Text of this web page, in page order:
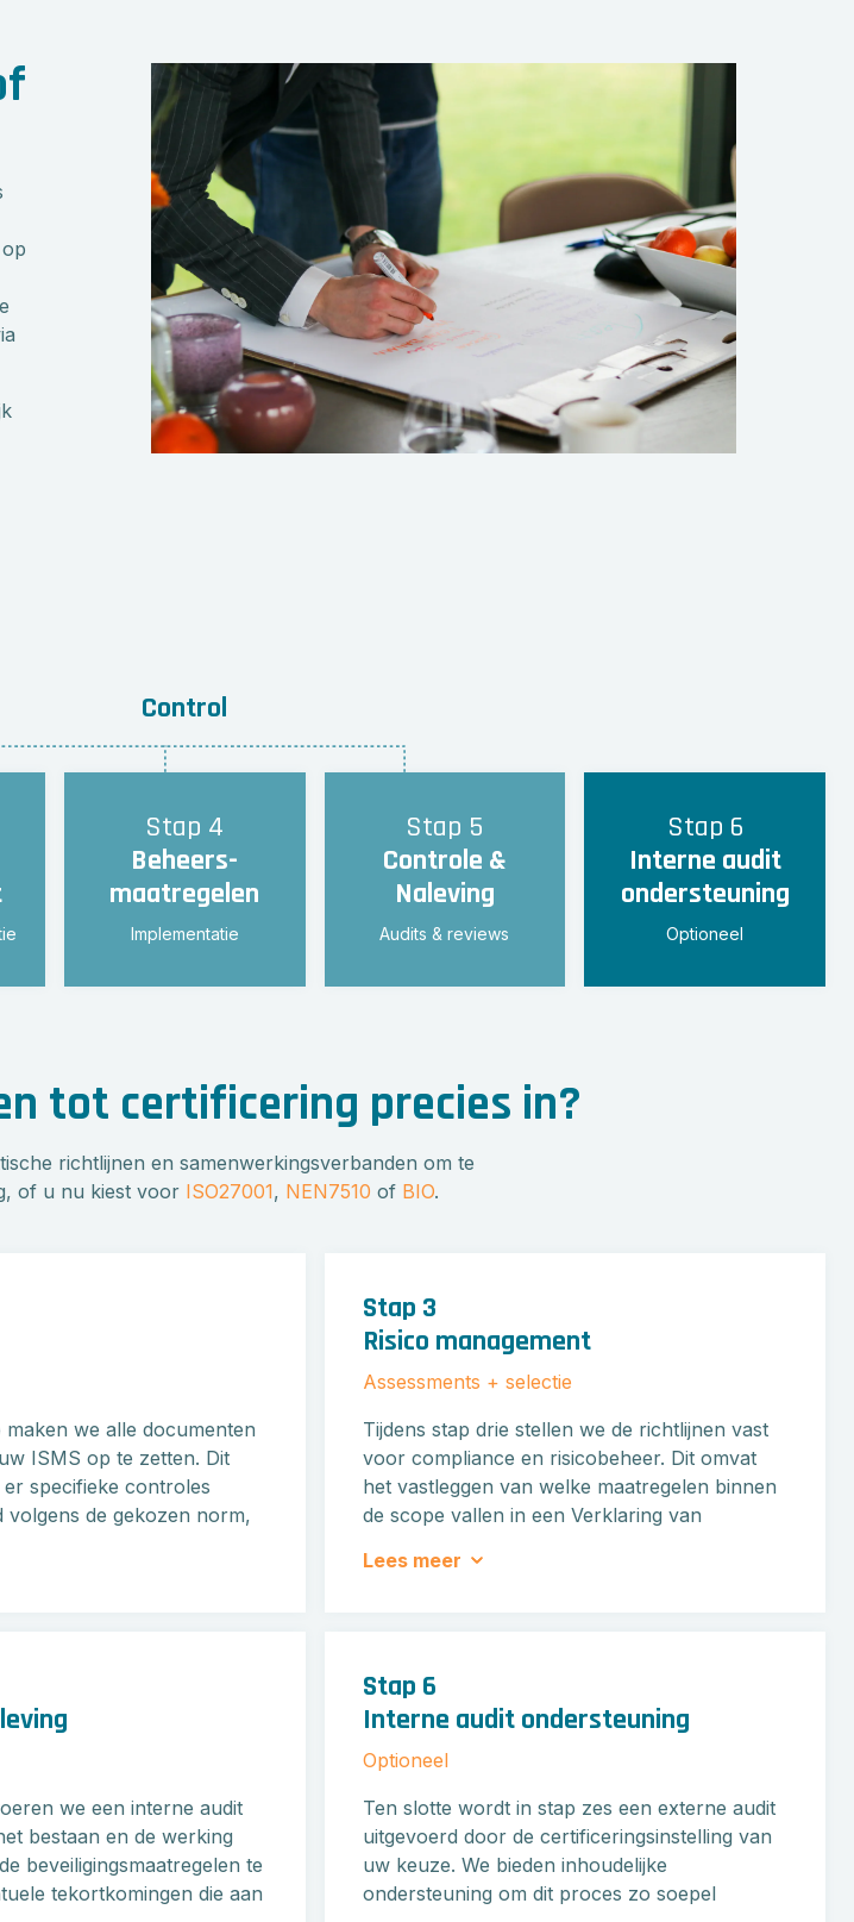
behoeften te voldoen.
Meer informatie
Stap 4
Beheers-
maatregelen
Implementatie
Stap 5
Controle &
Naleving
Audits & reviews
Stap 6
Interne audit
ondersteuning
Optioneel
tot certificering precies in?
richtlijnen en samenwerkingsverbanden om te
of u nu kiest voor ISO27001, NEN7510 of BIO.
maken we alle documenten
ISMS op te zetten. Dit
specifieke controles
volgens de gekozen norm,
de procedures
Stap 3
Risico management
Assessments + selectie
Tijdens stap drie stellen we de richtlijnen vast
voor compliance en risicobeheer. Dit omvat
het vastleggen van welke maatregelen binnen
de scope vallen in een Verklaring van
noodzakelijke Business Impact Assessments,
Lees meer
we een interne audit
bestaan en de werking
beveiligingsmaatregelen te
tekortkomingen die aan
Stap 6
Interne audit ondersteuning
Optioneel
Ten slotte wordt in stap zes een externe audit
uitgevoerd door de certificeringsinstelling van
uw keuze. We bieden inhoudelijke
ondersteuning om dit proces zo soepel